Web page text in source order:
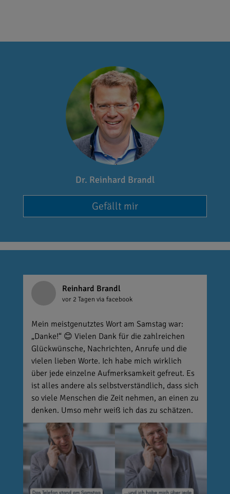
Dr. Reinhard Brandl
Gefällt mir
Reinhard Brandl
vor 2 Tagen via facebook
Mein meistgenutztes Wort am Samstag war:
„Danke!“ 😊 Vielen Dank für die zahlreichen
Glückwünsche, Nachrichten, Anrufe und die
vielen lieben Worte. Ich habe mich wirklich
über jede einzelne Aufmerksamkeit gefreut. Es
ist alles andere als selbstverständlich, dass sich
so viele Menschen die Zeit nehmen, an einen zu
denken. Umso mehr weiß ich das zu schätzen.